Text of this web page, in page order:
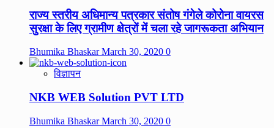
राज्य स्तरीय अधिमान्य पत्रकार संतोष गंगेले कोरोना वायरस
सुरक्षा के लिए ग्रामीण क्षेत्रों में चला रहे जागरूकता अभियान
Bhumika BhaskarMarch 30, 2020 0
विज्ञापन
NKB WEB Solution PVT LTD
Bhumika BhaskarMarch 30, 2020 0